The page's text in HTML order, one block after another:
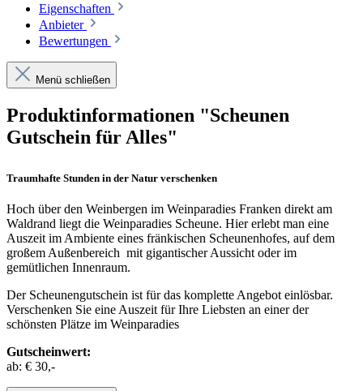
Eigenschaften
Anbieter
Bewertungen
Menü schließen
Produktinformationen "Scheunen
Gutschein für Alles"
Traumhafte Stunden in der Natur verschenken
Hoch über den Weinbergen im Weinparadies Franken direkt am
Waldrand liegt die Weinparadies Scheune. Hier erlebt man eine
Auszeit im Ambiente eines fränkischen Scheunenhofes, auf dem
großem Außenbereich mit gigantischer Aussicht oder im
gemütlichen Innenraum.
Der Scheunengutschein ist für das komplette Angebot einlösbar.
Verschenken Sie eine Auszeit für Ihre Liebsten an einer der
schönsten Plätze im Weinparadies
Gutscheinwert:
ab: € 30,-